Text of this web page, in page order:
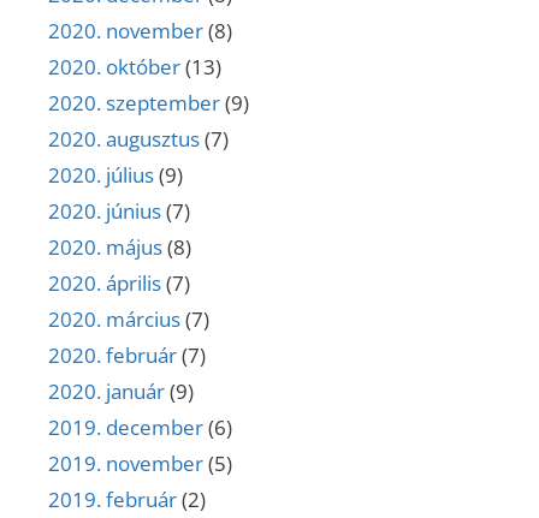
2020. november(8)
2020. október(13)
2020. szeptember(9)
2020. augusztus(7)
2020. július(9)
2020. június(7)
2020. május(8)
2020. április(7)
2020. március(7)
2020. február(7)
2020. január(9)
2019. december(6)
2019. november(5)
2019. február(2)